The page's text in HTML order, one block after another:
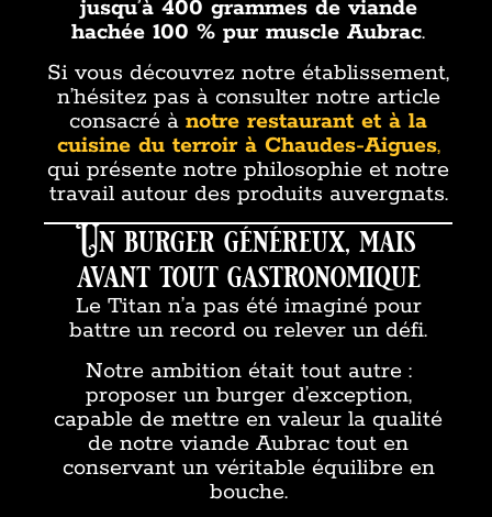
jusqu’à 400 grammes de viande
hachée 100 % pur muscle Aubrac.
Si vous découvrez notre établissement,
n’hésitez pas à consulter notre article
consacré ànotre restaurant et à la
cuisine du terroir à Chaudes-Aigues,
qui présente notre philosophie et notre
travail autour des produits auvergnats.
Un burger généreux, mais
avant tout gastronomique
Le Titan n’a pas été imaginé pour
battre un record ou relever un défi.
Notre ambition était tout autre :
proposer un burger d’exception,
capable de mettre en valeur la qualité
de notre viande Aubrac tout en
conservant un véritable équilibre en
bouche.